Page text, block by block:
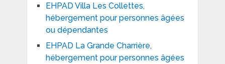
EHPAD Villa Les Collettes,
hébergement pour personnes âgées
ou dépendantes
EHPAD La Grande Charrière,
hébergement pour personnes âgées